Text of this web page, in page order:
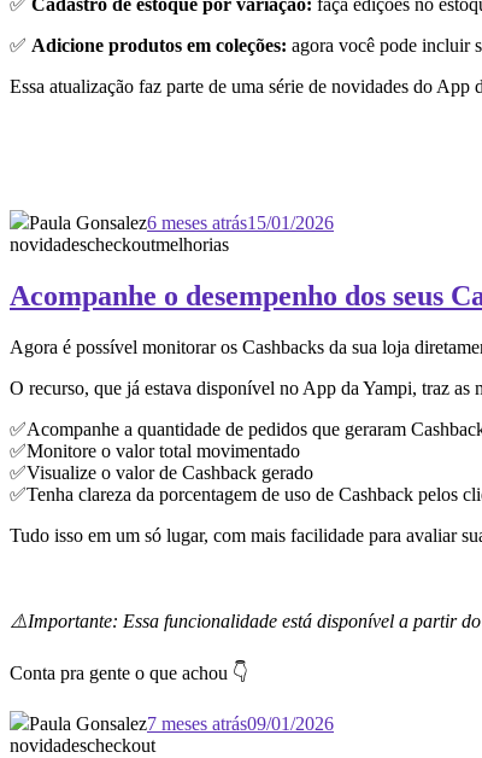
✅ Cadastro de estoque por variação: faça edições no
✅ Adicione produtos em coleções: agora você pode incluir
Essa atualização faz parte de uma série de novidades do
Paula Gonsalez6 meses atrás15/01/2026
novidadescheckoutmelhorias
Acompanhe o desempenho dos seus
Agora é possível monitorar os Cashbacks da sua loja
O recurso, que já estava disponível no App da Yampi, traz as
✅Acompanhe a quantidade de pedidos que geraram
✅Monitore o valor total movimentado
✅Visualize o valor de Cashback gerado
✅Tenha clareza da porcentagem de uso de Cashback pelos
Tudo isso em um só lugar, com mais facilidade para avaliar
⚠️Importante: Essa funcionalidade está disponível a partir
Conta pra gente o que achou 👇
Paula Gonsalez7 meses atrás09/01/2026
novidadescheckout